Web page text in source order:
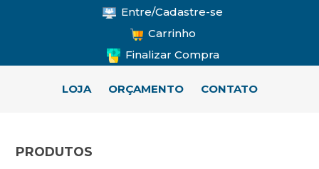
Entre/Cadastre-se
Carrinho
Finalizar Compra
LOJA ORÇAMENTO CONTATO
PRODUTOS